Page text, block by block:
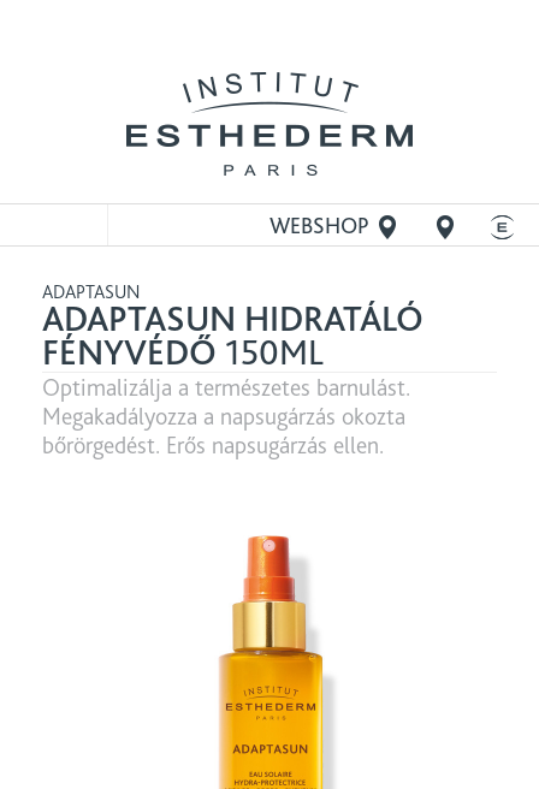
WEBSHOP
ADAPTASUN
ADAPTASUN HIDRATÁLÓ
FÉNYVÉDŐ 150ML
Optimalizálja a természetes barnulást.
Megakadályozza a napsugárzás okozta
bőrörgedést. Erős napsugárzás ellen.